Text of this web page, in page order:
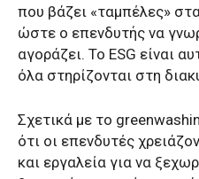
που βάζει «ταμπέλες»
ώστε ο επενδυτής να
αγοράζει. Το ESG είναι
όλα στηρίζονται στη
Σχετικά με το
ότι οι επενδυτές
και εργαλεία για να